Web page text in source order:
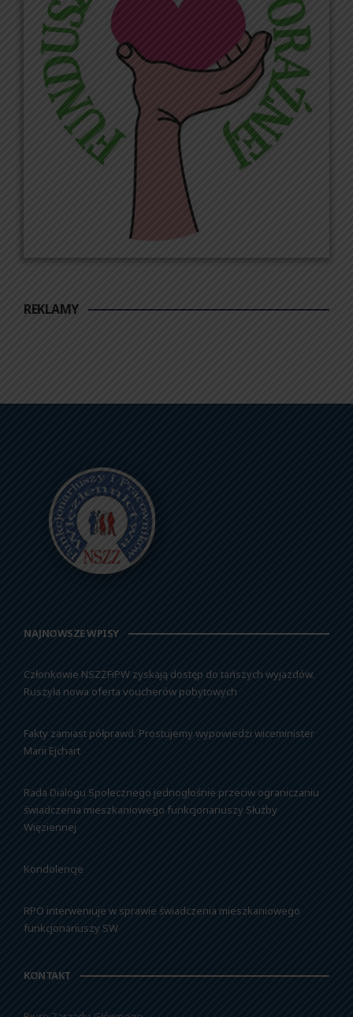
REKLAMY
NAJNOWSZE WPISY
Członkowie NSZZFiPW zyskają dostęp do tańszych wyjazdów.
Ruszyła nowa oferta voucherów pobytowych
Fakty zamiast półprawd. Prostujemy wypowiedzi wiceminister
Marii Ejchart
Rada Dialogu Społecznego jednogłośnie przeciw ograniczaniu
świadczenia mieszkaniowego funkcjonariuszy Służby
Więziennej
Kondolencje
RPO interweniuje w sprawie świadczenia mieszkaniowego
funkcjonariuszy SW
KONTAKT